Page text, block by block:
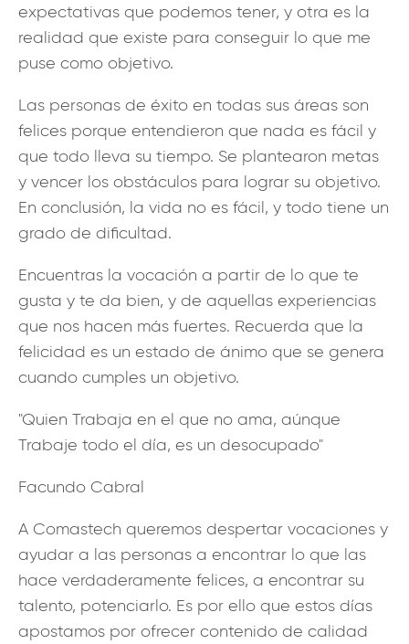
expectativas que podemos tener, y otra es la
realidad que existe para conseguir lo que me
puse como objetivo.
Las personas de éxito en todas sus áreas son
felices porque entendieron que nada es fácil y
que todo lleva su tiempo. Se plantearon metas
y vencer los obstáculos para lograr su objetivo.
En conclusión, la vida no es fácil, y todo tiene un
grado de dificultad.
Encuentras la vocación a partir de lo que te
gusta y te da bien, y de aquellas experiencias
que nos hacen más fuertes. Recuerda que la
felicidad es un estado de ánimo que se genera
cuando cumples un objetivo.
"Quien Trabaja en el que no ama, aúnque
Trabaje todo el día, es un desocupado"
Facundo Cabral
A Comastech queremos despertar vocaciones y
ayudar a las personas a encontrar lo que las
hace verdaderamente felices, a encontrar su
talento, potenciarlo. Es por ello que estos días
apostamos por ofrecer contenido de calidad